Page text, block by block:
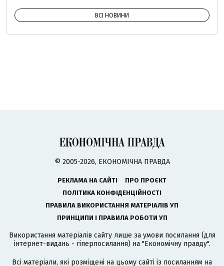
ВСІ НОВИНИ
© 2005-2026, ЕКОНОМІЧНА ПРАВДА
РЕКЛАМА НА САЙТІ
ПРО ПРОЄКТ
ПОЛІТИКА КОНФІДЕНЦІЙНОСТІ
ПРАВИЛА ВИКОРИСТАННЯ МАТЕРІАЛІВ УП
ПРИНЦИПИ І ПРАВИЛА РОБОТИ УП
Використання матеріалів сайту лише за умови посилання (для
інтернет-видань - гіперпосилання) на "Економічну правду".
Всі матеріали, які розміщені на цьому сайті із посиланням на